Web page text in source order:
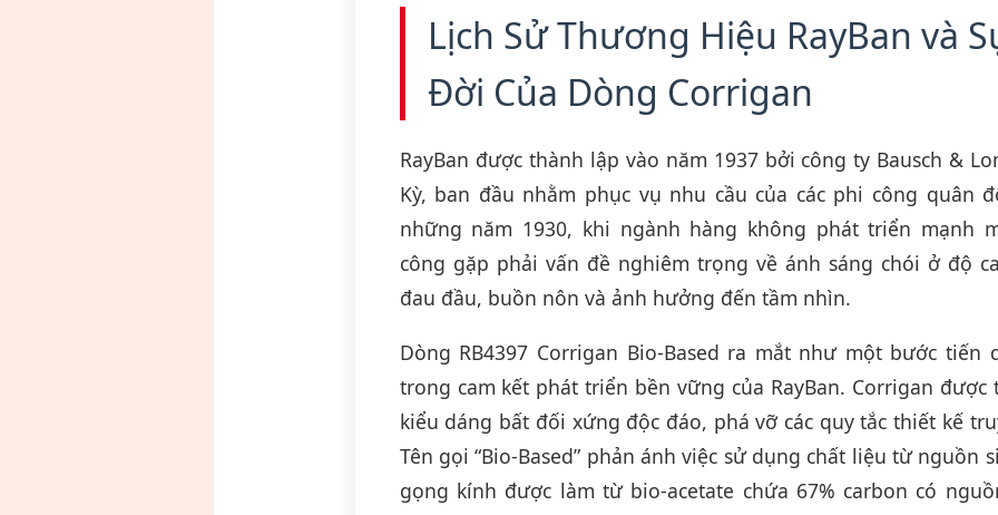
Lịch Sử Thương Hiệu RayBan và
Đời Của Dòng Corrigan
RayBan được thành lập vào năm 1937 bởi công ty Bausch &
Kỳ, ban đầu nhằm phục vụ nhu cầu của các phi công quân
những năm 1930, khi ngành hàng không phát triển mạnh
công gặp phải vấn đề nghiêm trọng về ánh sáng chói ở độ
đau đầu, buồn nôn và ảnh hưởng đến tầm nhìn.
Dòng RB4397 Corrigan Bio-Based ra mắt như một bước tiến
trong cam kết phát triển bền vững của RayBan. Corrigan được
kiểu dáng bất đối xứng độc đáo, phá vỡ các quy tắc thiết kế
Tên gọi “Bio-Based” phản ánh việc sử dụng chất liệu từ nguồn
gọng kính được làm từ bio-acetate chứa 67% carbon có